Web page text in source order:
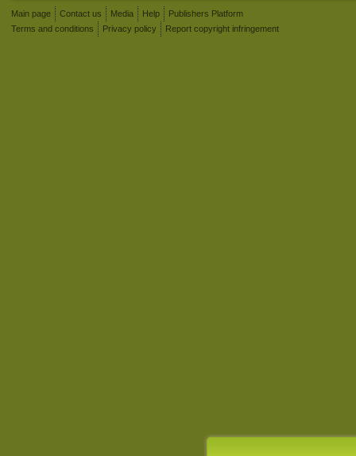
Main page Contact us Media Help
Publishers Platform
Terms and conditions
Privacy policy Report copyright infringement